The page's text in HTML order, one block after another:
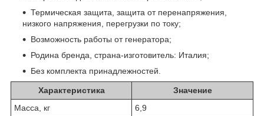
Термическая защита, защита от перенапряжения,
низкого напряжения, перегрузки по току;
Возможность работы от генератора;
Родина бренда, страна-изготовитель: Италия;
Без комплекта принадлежностей.
Характеристика
Значение
Масса, кг
6,9